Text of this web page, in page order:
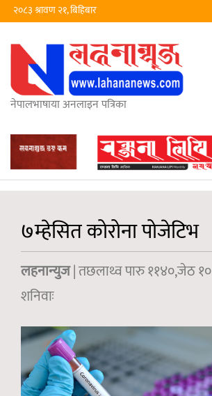
२०८३ श्रावण २१, बिहिबार
नेपालभाषाया अनलाइन पत्रिका
७म्हेसित कोरोना पोजेटिभ
लहनान्युज| तछलाथ्व पारु ११४०,जेठ १०
शनिवाः